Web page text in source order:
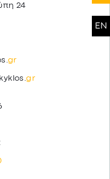
EN
24
gr
gr